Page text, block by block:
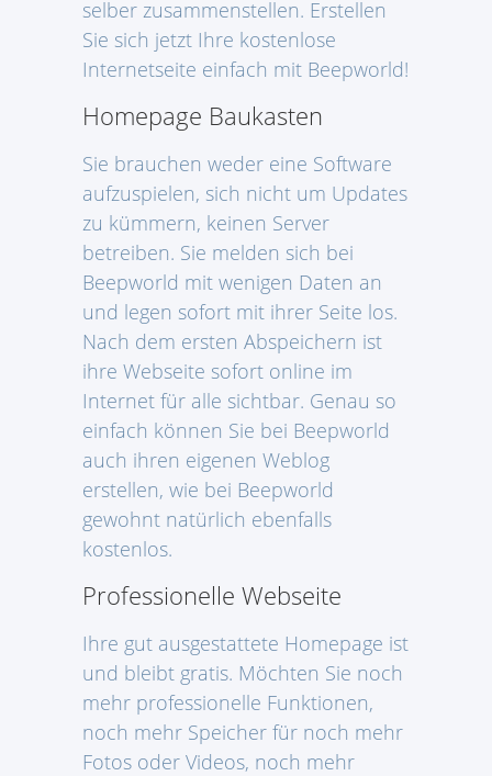
selber zusammenstellen. Erstellen
Sie sich jetzt Ihre kostenlose
Internetseite einfach mit Beepworld!
Homepage Baukasten
Sie brauchen weder eine Software
aufzuspielen, sich nicht um Updates
zu kümmern, keinen Server
betreiben. Sie melden sich bei
Beepworld mit wenigen Daten an
und legen sofort mit ihrer Seite los.
Nach dem ersten Abspeichern ist
ihre Webseite sofort online im
Internet für alle sichtbar. Genau so
einfach können Sie bei Beepworld
auch ihren eigenen Weblog
erstellen, wie bei Beepworld
gewohnt natürlich ebenfalls
kostenlos.
Professionelle Webseite
Ihre gut ausgestattete Homepage ist
und bleibt gratis. Möchten Sie noch
mehr professionelle Funktionen,
noch mehr Speicher für noch mehr
Fotos oder Videos, noch mehr